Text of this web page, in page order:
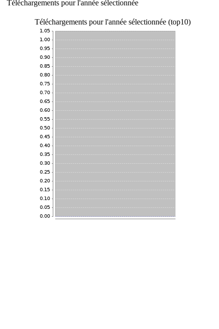
Téléchargements pour l'année sélectionnée
Téléchargements pour l'année sélectionnée (top10)